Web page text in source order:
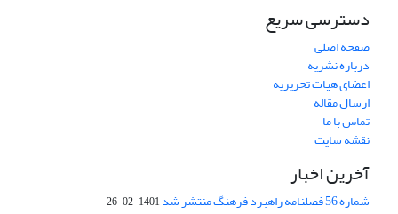
دسترسی سریع
صفحه اصلی
درباره نشریه
اعضای هیات تحریریه
ارسال مقاله
تماس با ما
نقشه سایت
آخرین اخبار
شماره 56 فصلنامه راهبرد فرهنگ منتشر شد 1401-02-26